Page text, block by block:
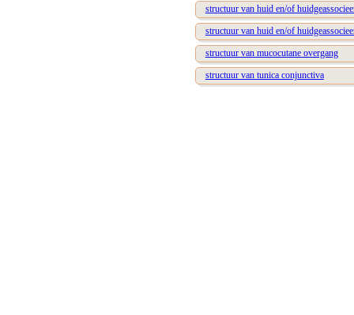
structuur van huid en/of
structuur van huid en/of
structuur van mucocutane overgang
structuur van tunica conjunctiva